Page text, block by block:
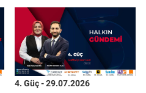
4. Güç - 29.07.2026